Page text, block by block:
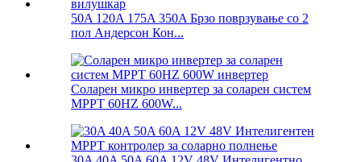
50A 120A 175A 350A Брзо поврзување со 2
пол Андерсон Кон...
Соларен микро инвертер за соларен систем
MPPT 60HZ 600W...